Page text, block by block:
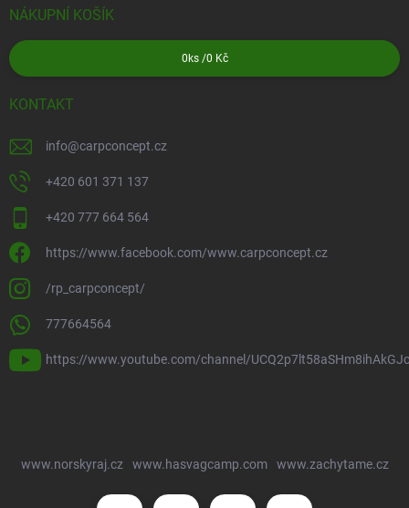
NÁKUPNÍ KOŠÍK
0 ks /0 Kč
KONTAKT
info@carpconcept.cz
+420 601 371 137
+420 777 664 564
https://www.facebook.com/www.carpconcept.cz
/rp_carpconcept/
777664564
https://www.youtube.com/channel/
www.norskyraj.cz www.hasvagcamp.com www.zachytame.cz